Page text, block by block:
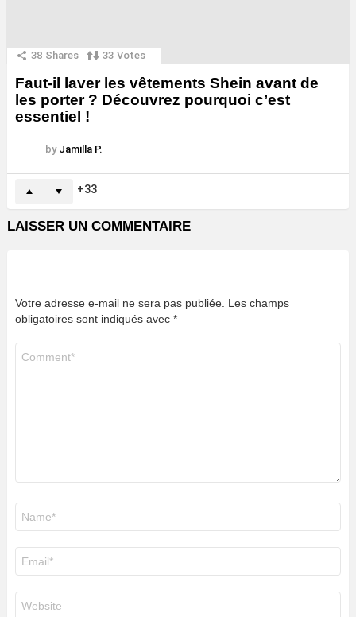
38 Shares 33 Votes
Faut-il laver les vêtements Shein avant de
les porter ? Découvrez pourquoi c’est
essentiel !
by Jamilla P.
33
LAISSER UN COMMENTAIRE
Votre adresse e-mail ne sera pas publiée. Les champs
obligatoires sont indiqués avec *
mail
*
web